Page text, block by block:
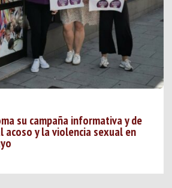
su campaña informativa y de
y la violencia sexual en